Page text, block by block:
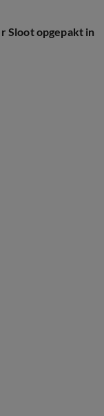
Sloot opgepakt in